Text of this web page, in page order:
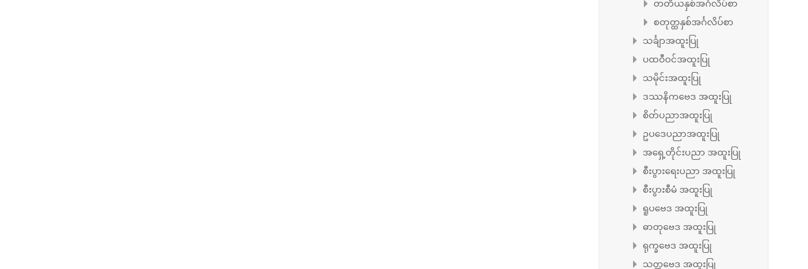
တတိယနှစ်အင်္ဂလိပ်စာ
စတုတ္ထနှစ်အင်္ဂလိပ်စာ
သင်္ချာအထူးပြု
ပထဝီဝင်အထူးပြု
သမိုင်းအထူးပြု
ဒဿနိကဗေဒ အထူးပြု
စိတ်ပညာအထူးပြု
ဥပဒေပညာအထူးပြု
အရှေ့တိုင်းပညာ အထူးပြု
စီးပွားရေးပညာ အထူးပြု
စီးပွားစီမံ အထူးပြု
ရူပဗေဒ အထူးပြု
ဓာတုဗေဒ အထူးပြု
ရုက္ခဗေဒ အထူးပြု
သတ္တဗေဒ အထူးပြု